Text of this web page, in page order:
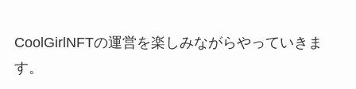
CoolGirlNFTの運営を楽しみながらやっていきま
す。